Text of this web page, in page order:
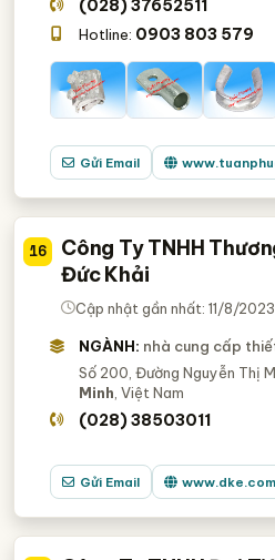
(028) 37652511
Hotline: 0903 803 579
Gửi Email
16
Công Ty TNHH
Đức Khải
Cập nhật gần nhất: 11/8/2023
NGÀNH: nhà cung cấp
Số 200, Đường Nguyễn Thị
Minh , Việt Nam
(028) 38503011
Gửi Email